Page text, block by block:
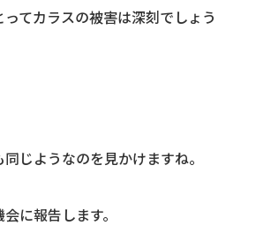
てカラスの被害は深刻でしょう
じようなのを見かけますね。
に報告します。